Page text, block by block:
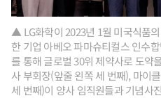
▲ LG화학이 2023년 1월 미국식품
한 기업 아베오 파마슈티컬스 인수
를 통해 글로벌 30위 제약사로 도약
사 부회장(앞줄 왼쪽 세 번째), 마이
세 번째)이 양사 임직원들과 기념사